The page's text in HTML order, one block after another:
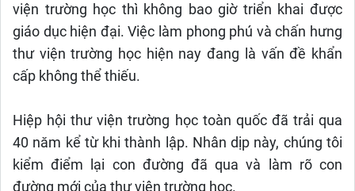
viện trường học thì không bao giờ triển khai được
giáo dục hiện đại. Việc làm phong phú và chấn hưng
thư viện trường học hiện nay đang là vấn đề khẩn
cấp không thể thiếu.
Hiệp hội thư viện trường học toàn quốc đã trải qua
40 năm kể từ khi thành lập. Nhân dịp này, chúng tôi
kiểm điểm lại con đường đã qua và làm rõ con
đường mới của thư viện trường học.